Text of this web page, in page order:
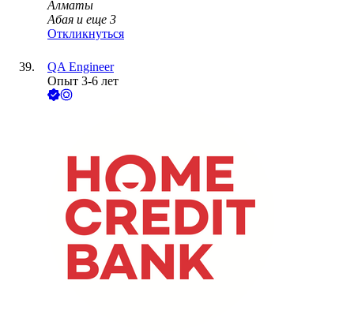
Алматы
Абая и еще 3
Откликнуться
QA Engineer
Опыт 3-6 лет